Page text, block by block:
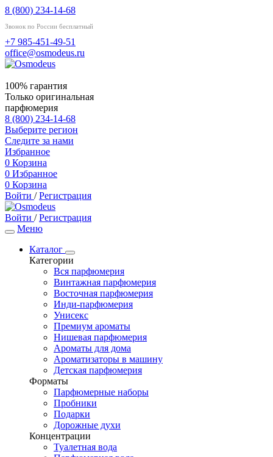
8 (800) 234-14-68
Звонок по России бесплатный
+7 985-451-49-51
office@osmodeus.ru
100% гарантия
Только оригинальная
парфюмерия
8 (800) 234-14-68
Выберите регион
Следите за нами
Избранное
0 Корзина
0 Избранное
0 Корзина
Войти / Регистрация
Войти / Регистрация
Меню
Каталог
Категории
Вся парфюмерия
Винтажная парфюмерия
Восточная парфюмерия
Инди-парфюмерия
Унисекс
Премиум ароматы
Нишевая парфюмерия
Ароматы для дома
Ароматизаторы в машину
Детская парфюмерия
Форматы
Парфюмерные наборы
Пробники
Подарки
Дорожные духи
Концентрации
Туалетная вода